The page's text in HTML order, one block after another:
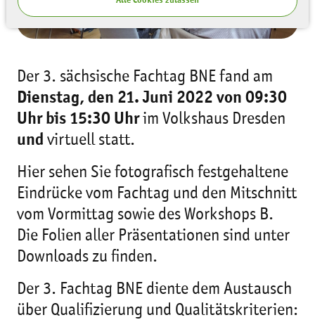
Der 3. sächsische Fachtag BNE fand am
Dienstag, den 21. Juni 2022 von 09:30
Uhr bis 15:30 Uhrim Volkshaus Dresden
und virtuell statt.
Hier sehen Sie fotografisch festgehaltene
Eindrücke vom Fachtag und den Mitschnitt
vom Vormittag sowie des Workshops B.
Die Folien aller Präsentationen sind unter
Downloads zu finden.
Der 3. Fachtag BNE diente dem Austausch
über Qualifizierung und Qualitätskriterien: